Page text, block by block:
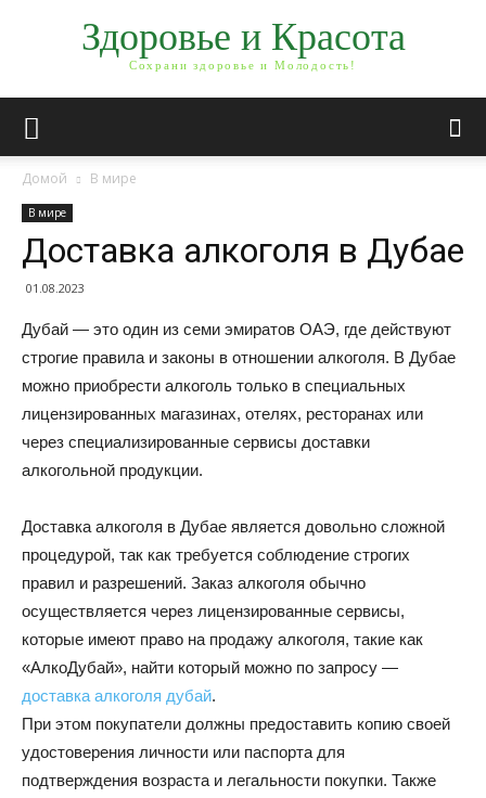
Здоровье и Красота
Сохрани здоровье и Молодость!
Домой В мире
В мире
Доставка алкоголя в Дубае
01.08.2023
Дубай — это один из семи эмиратов ОАЭ, где действуют
строгие правила и законы в отношении алкоголя. В Дубае
можно приобрести алкоголь только в специальных
лицензированных магазинах, отелях, ресторанах или
через специализированные сервисы доставки
алкогольной продукции.
Доставка алкоголя в Дубае является довольно сложной
процедурой, так как требуется соблюдение строгих
правил и разрешений. Заказ алкоголя обычно
осуществляется через лицензированные сервисы,
которые имеют право на продажу алкоголя, такие как
«АлкоДубай», найти который можно по запросу —
доставка алкоголя дубай.
При этом покупатели должны предоставить копию своей
удостоверения личности или паспорта для
подтверждения возраста и легальности покупки. Также